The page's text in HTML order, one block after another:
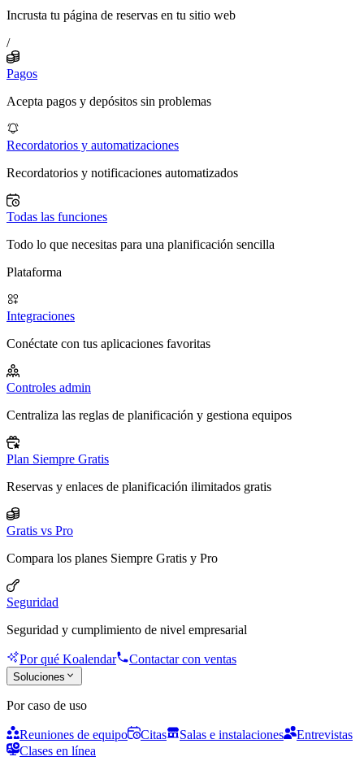
Incrusta tu página de reservas en tu sitio web
/
Pagos
Acepta pagos y depósitos sin problemas
Recordatorios y automatizaciones
Recordatorios y notificaciones automatizados
Todas las funciones
Todo lo que necesitas para una planificación sencilla
Plataforma
Integraciones
Conéctate con tus aplicaciones favoritas
Controles admin
Centraliza las reglas de planificación y gestiona equipos
Plan Siempre Gratis
Reservas y enlaces de planificación ilimitados gratis
Gratis vs Pro
Compara los planes Siempre Gratis y Pro
Seguridad
Seguridad y cumplimiento de nivel empresarial
Por qué Koalendar Contactar con ventas
Soluciones
Por caso de uso
Reuniones de equipo Citas Salas e instalaciones
Entrevistas
Clases en línea